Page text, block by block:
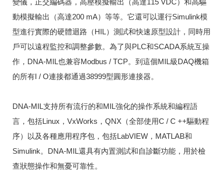
動模擬輸出（高達200 mA）等等。 它還可以運行Simulink模
型進行實際的硬體迴路（HIL）測試和快速原型設計，同時用
戶可以遠程監控和調整參數。 為了與PLC和SCADA系統互操
作，DNA-MIL也兼容Modbus / TCP。 到這個MIL級DAQ機箱
的所有I / O連接都通過38999型圓形連接器。
DNA-MIL支持所有流行的和MIL強化的操作系統和編程語
言，包括Linux，VxWorks，QNX（全部使用C / C ++驅動程
序）以及各種應用程序包，包括LabVIEW，MATLAB和
Simulink。 DNA-MIL還具有內置測試和自診斷功能，用於檢
查狀態操作和無憂可靠性。